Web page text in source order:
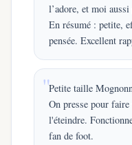
l’adore, et moi
En résumé : petite,
pensée. Excellent
Petite taille
On presse pour
l'éteindre.
fan de foot.